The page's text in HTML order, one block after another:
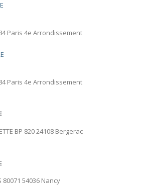
Paris 4e Arrondissement
Paris 4e Arrondissement
BP 820 24108 Bergerac
80071 54036 Nancy